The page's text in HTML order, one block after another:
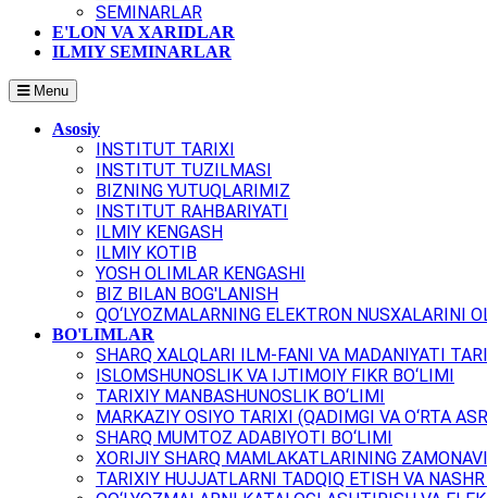
SEMINARLAR
E'LON VA XARIDLAR
ILMIY SEMINARLAR
Menu
Asosiy
INSTITUT TARIXI
INSTITUT TUZILMASI
BIZNING YUTUQLARIMIZ
INSTITUT RAHBARIYATI
ILMIY KENGASH
ILMIY KOTIB
YOSH OLIMLAR KENGASHI
BIZ BILAN BOG'LANISH
QO‘LYOZMALARNING ELEKTRON NUSXALARINI
BO'LIMLAR
SHARQ XALQLARI ILM-FANI VA MADANIYATI
ISLOMSHUNOSLIK VA IJTIMOIY FIKR BO‘LIMI
TARIXIY MANBASHUNOSLIK BO‘LIMI
MARKAZIY OSIYO TARIXI (QADIMGI VA O‘RTA
SHARQ MUMTOZ ADABIYOTI BO‘LIMI
XORIJIY SHARQ MAMLAKATLARINING
TARIXIY HUJJATLARNI TADQIQ ETISH VA